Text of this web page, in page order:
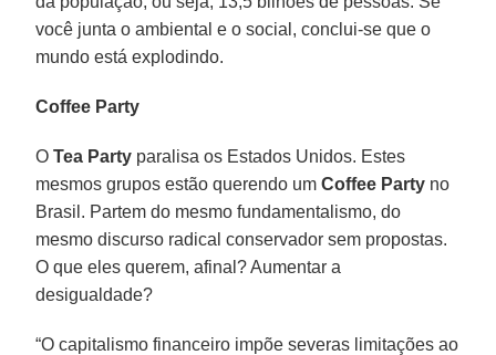
você junta o ambiental e o social, conclui-se que o
mundo está explodindo.
Coffee Party
OTea Party paralisa os Estados Unidos. Estes
mesmos grupos estão querendo umCoffee Party no
Brasil. Partem do mesmo fundamentalismo, do
mesmo discurso radical conservador sem propostas.
O que eles querem, afinal? Aumentar a
desigualdade?
“O capitalismo financeiro impõe severas limitações ao